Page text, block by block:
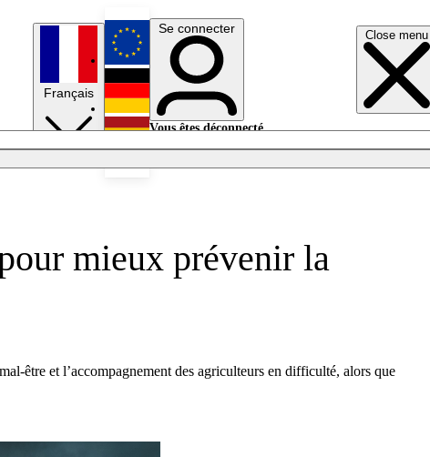
Close menu
Français
English
Deutsch
Se connecter
Vous êtes déconnecté.
mieux prévenir la
être et l’accompagnement des agriculteurs en difficulté, alors que